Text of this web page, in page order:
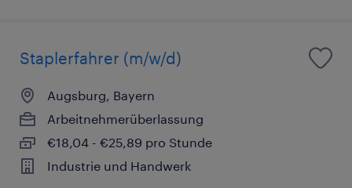
Staplerfahrer (m/w/d)
Augsburg, Bayern
Arbeitnehmerüberlassung
€18,04 - €25,89 pro Stunde
Industrie und Handwerk